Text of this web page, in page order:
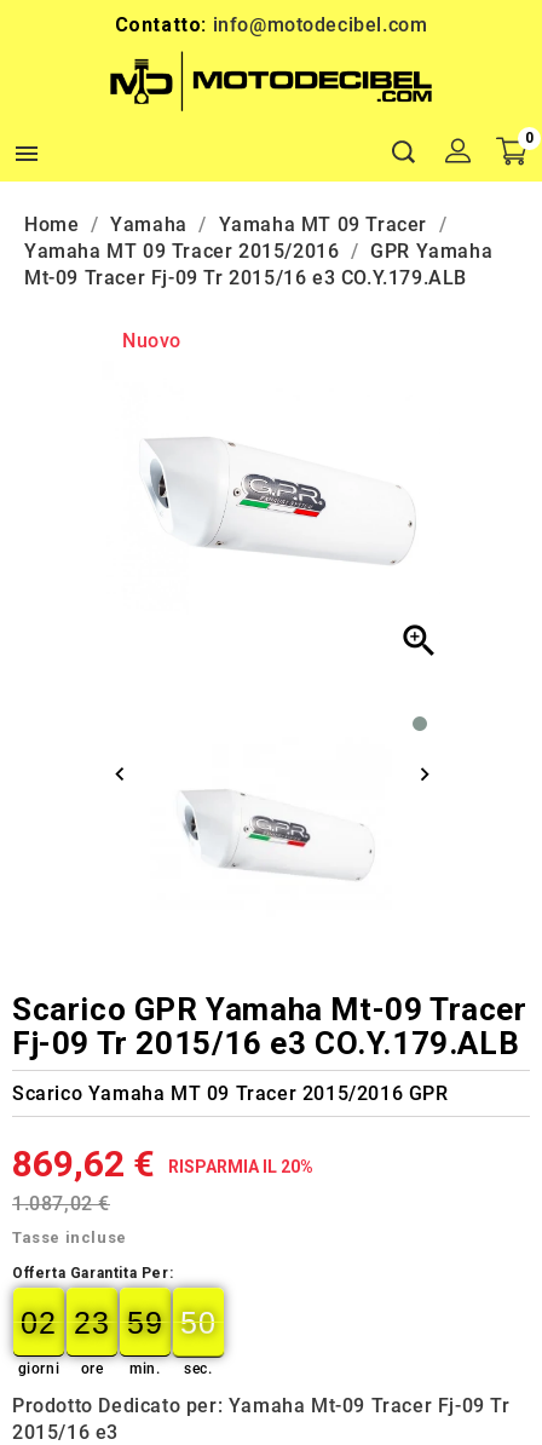
Contatto: info@motodecibel.com

0
Home Yamaha
Yamaha MT 09 Tracer
Yamaha MT 09 Tracer 2015/2016
GPR Yamaha
Mt-09 Tracer Fj-09 Tr 2015/16 e3 CO.Y.179.ALB
Nuovo

Scarico GPR Yamaha Mt-09 Tracer
Fj-09 Tr 2015/16 e3 CO.Y.179.ALB
Scarico Yamaha MT 09 Tracer 2015/2016 GPR
869,62 € RISPARMIA IL 20%
1.087,02 €
Tasse incluse
Offerta Garantita Per:
02
02
00
giorni
23
23
00
ore
59
59
00
min.
49
49
50
sec.
Prodotto Dedicato per: Yamaha Mt-09 Tracer Fj-09 Tr
2015/16 e3